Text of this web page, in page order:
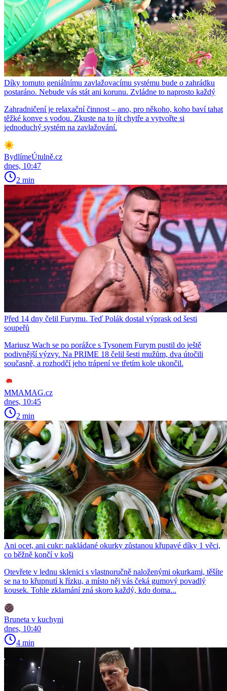
Díky tomuto geniálnímu zavlažovacímu systému bude o zahrádku
postaráno. Nebude vás stát ani korunu. Zvládne to naprosto každý
Zahradničení je relaxační činnost – ano, pro někoho, koho baví tahat
těžké konve s vodou. Zkuste na to jít chytře a vytvořte si
jednoduchý systém na zavlažování.
BydlímeÚtulně.cz
dnes, 10:47
2 min
Před 14 dny čelil Furymu. Teď Polák dostal výprask od šesti
soupeřů
Mariusz Wach se po porážce s Tysonem Furym pustil do ještě
podivnější výzvy. Na PRIME 18 čelil šesti mužům, dva útočili
současně, a rozhodčí jeho trápení ve třetím kole ukončil.
MMAMAG.cz
dnes, 10:45
2 min
Ani ocet, ani cukr: nakládané okurky zůstanou křupavé díky 1 věci,
co běžně končí v koši
Otevřete v lednu sklenici s vlastnoručně naloženými okurkami, těšíte
se na to křupnutí k řízku, a místo něj vás čeká gumový povadlý
kousek. Tohle zklamání zná skoro každý, kdo doma...
Bruneta v kuchyni
dnes, 10:40
4 min